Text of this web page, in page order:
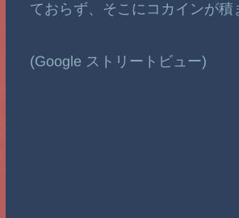
ておらず、そこにコカインが積
(Google ストリートビュー)